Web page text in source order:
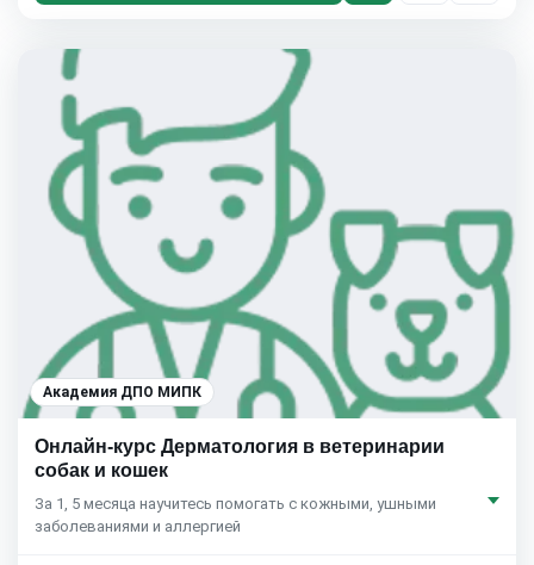
Академия ДПО МИПК
Онлайн-курс Дерматология в ветеринарии
собак и кошек
За 1, 5 месяца научитесь помогать с кожными, ушными
заболеваниями и аллергией